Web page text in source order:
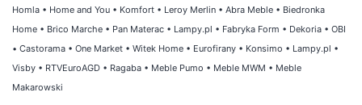
Homla • Home and You • Komfort • Leroy Merlin • Abra Meble • Biedronka
Home • Brico Marche • Pan Materac • Lampy.pl • Fabryka Form • Dekoria • OBI
• Castorama • One Market • Witek Home • Eurofirany • Konsimo • Lampy.pl •
Visby • RTVEuroAGD • Ragaba • Meble Pumo • Meble MWM • Meble
Makarowski